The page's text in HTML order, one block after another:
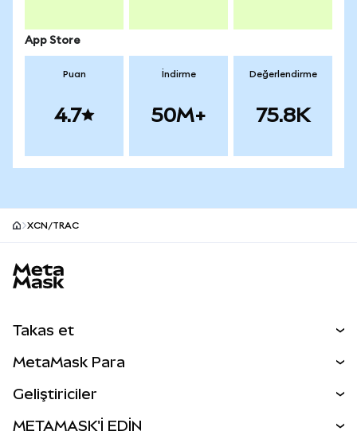
App Store
Puan
4.7
İndirme
50M+
Değerlendirme
75.8K
XCN/TRAC
Takas et
Perps
MetaMask Para
Geliştiriciler
METAMASK'İ EDİN